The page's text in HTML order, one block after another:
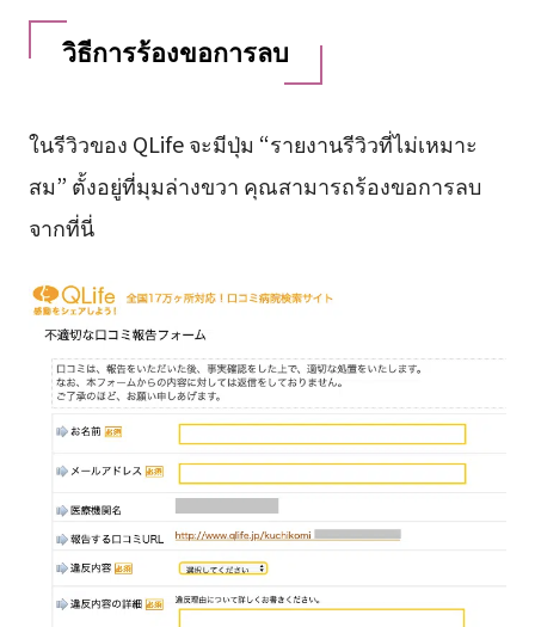
วิธีการร้องขอการลบ
ในรีวิวของ QLife จะมีปุ่ม “รายงานรีวิวที่ไม่เหมาะ
สม” ตั้งอยู่ที่มุมล่างขวา คุณสามารถร้องขอการลบ
จากที่นี่